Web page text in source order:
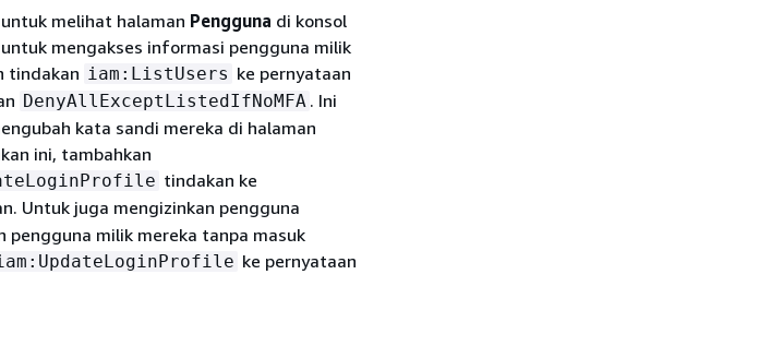
melihat halaman Pengguna di konsol
mengakses informasi pengguna milik
tindakan iam:ListUsers ke pernyataan
DenyAllExceptListedIfNoMFA . Ini
kata sandi mereka di halaman
ini, tambahkan
tindakan ke
Untuk juga mengizinkan pengguna
pengguna milik mereka tanpa masuk
ke pernyataan